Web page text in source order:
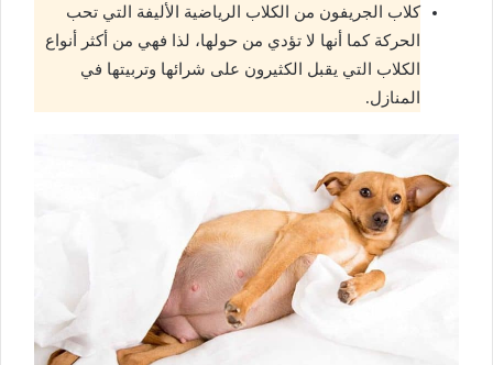
كلاب الجريفون من الكلاب الرياضية الأليفة التي تحب
الحركة كما أنها لا تؤدي من حولها، لذا فهي من أكثر أنواع
الكلاب التي يقبل الكثيرون على شرائها وتربيتها في
المنازل.